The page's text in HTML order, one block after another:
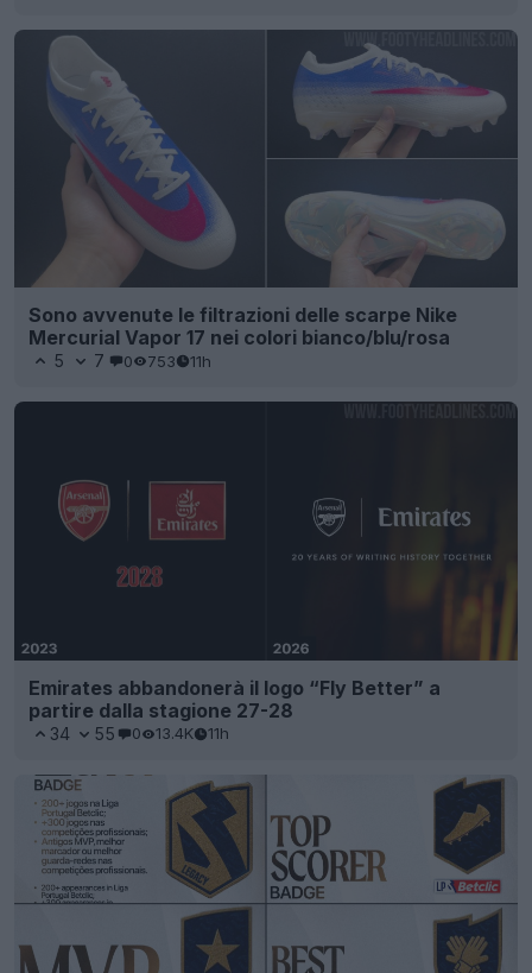
Sono avvenute le filtrazioni delle scarpe Nike
Mercurial Vapor 17 nei colori bianco/blu/rosa
5 7 0 753 11h
Emirates abbandonerà il logo “Fly Better” a
partire dalla stagione 27-28
34 55 0 13.4K 11h